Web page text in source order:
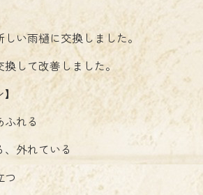
い雨樋に交換しました。
して改善しました。
ふれる
、外れている
つ